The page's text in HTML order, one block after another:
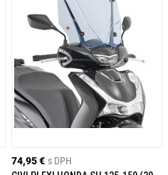
74,95 € s DPH